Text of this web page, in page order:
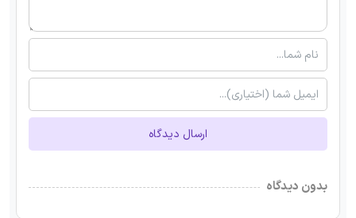
ارسال دیدگاه
بدون دیدگاه